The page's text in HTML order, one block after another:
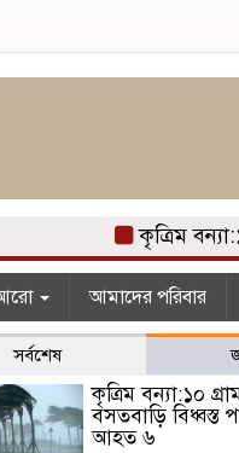
কৃত্রিম
আমাদের পরিবার
সর্বশেষ
কৃত্রিম বন্যা:১০
বসতবাড়ি বিধ্বস্ত
আহত ৬